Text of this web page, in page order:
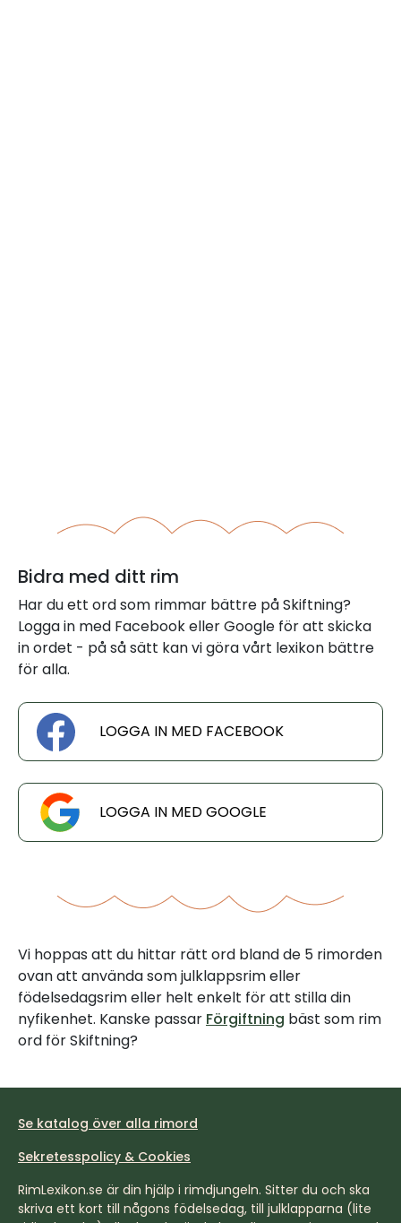
Bidra med ditt rim
Har du ett ord som rimmar bättre på Skiftning?
Logga in med Facebook eller Google för att skicka
in ordet - på så sätt kan vi göra vårt lexikon bättre
för alla.
LOGGA IN MED FACEBOOK
LOGGA IN MED GOOGLE
Vi hoppas att du hittar rätt ord bland de 5 rimorden
ovan att använda som julklappsrim eller
födelsedagsrim eller helt enkelt för att stilla din
nyfikenhet. Kanske passar Förgiftning bäst som rim
ord för Skiftning?
Se katalog över alla rimord
Sekretesspolicy & Cookies
RimLexikon.se är din hjälp i rimdjungeln. Sitter du och ska
skriva ett kort till någons födelsedag, till julklapparna (lite